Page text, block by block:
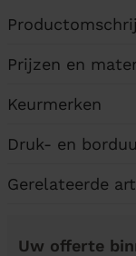
Prijzen en
Keurmerken
Druk- en
Gerelateerde
Uw offerte